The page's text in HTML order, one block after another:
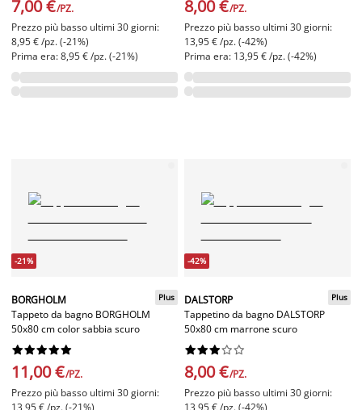
7,00 €/PZ.
Prezzo più basso ultimi 30 giorni:
8,95 € /pz. (-21%)
Prima era: 8,95 € /pz. (-21%)
8,00 €/PZ.
Prezzo più basso ultimi 30 giorni:
13,95 € /pz. (-42%)
Prima era: 13,95 € /pz. (-42%)
-21%
BORGHOLM
Tappeto da bagno BORGHOLM
50x80 cm color sabbia scuro
Plus






11,00 €/PZ.
Prezzo più basso ultimi 30 giorni:
13,95 € /pz. (-21%)
-42%
DALSTORP
Tappetino da bagno DALSTORP
50x80 cm marrone scuro
Plus






8,00 €/PZ.
Prezzo più basso ultimi 30 giorni:
13,95 € /pz. (-42%)